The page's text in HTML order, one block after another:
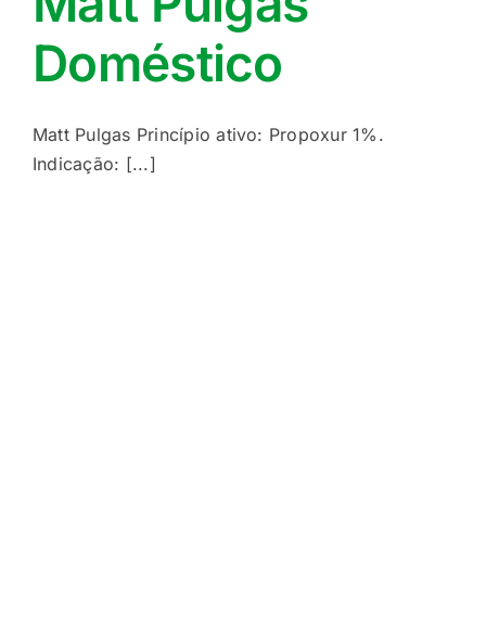
Doméstico
Matt Pulgas Princípio ativo: Propoxur 1%.
Indicação: [...]